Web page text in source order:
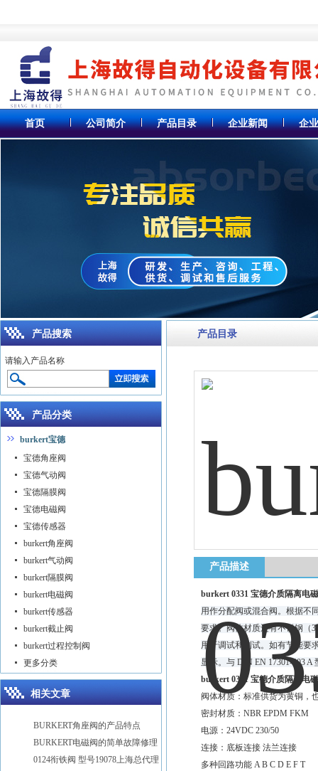
首页 公司简介 产品目录 企业新闻 企
产品目录
产品描述
burkert 0331 宝德介质隔离电
用作分配阀或混合阀。根据不
要求。阀体材质还有不锈钢（
用于调试和测试。如有节能要
显示。与 DIN EN 17301-803
burkert 0331 宝德介质隔离电
阀体材质：标准供货为黄铜，
密封材质：NBR EPDM FKM
电源：24VDC 230/50
连接：底板连接 法兰连接
多种回路功能 A B C D E F T
产品搜索
请输入产品名称
产品分类
burkert宝德
宝德角座阀
宝德气动阀
宝德隔膜阀
宝德电磁阀
宝德传感器
burkert角座阀
burkert气动阀
burkert隔膜阀
burkert电磁阀
burkert传感器
burkert截止阀
burkert过程控制阀
更多分类
相关文章
BURKERT角座阀的产品特点
BURKERT电磁阀的简单故障修理
0124衔铁阀 型号19078上海总代理